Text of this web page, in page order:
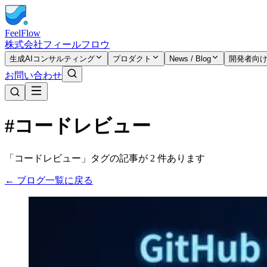
FeelFlow
株式会社フィールフロウ
生成AIコンサルティング プロダクト News / Blog 開発者向け
お問い合わせ
#コードレビュー
「コードレビュー」タグの記事が 2 件あります
← ブログ一覧に戻る